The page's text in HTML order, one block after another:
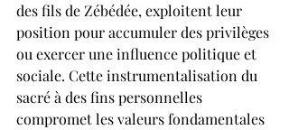
des fils de Zébédée, exploitent leur
position pour accumuler des privilèges
ou exercer une influence politique et
sociale. Cette instrumentalisation du
sacré à des fins personnelles
compromet les valeurs fondamentales